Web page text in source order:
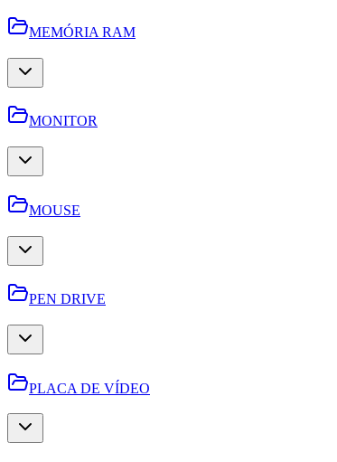
MEMÓRIA RAM
MONITOR
MOUSE
PEN DRIVE
PLACA DE VÍDEO